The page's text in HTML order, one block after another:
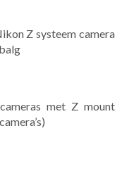
Z systeem camera
met Z mount